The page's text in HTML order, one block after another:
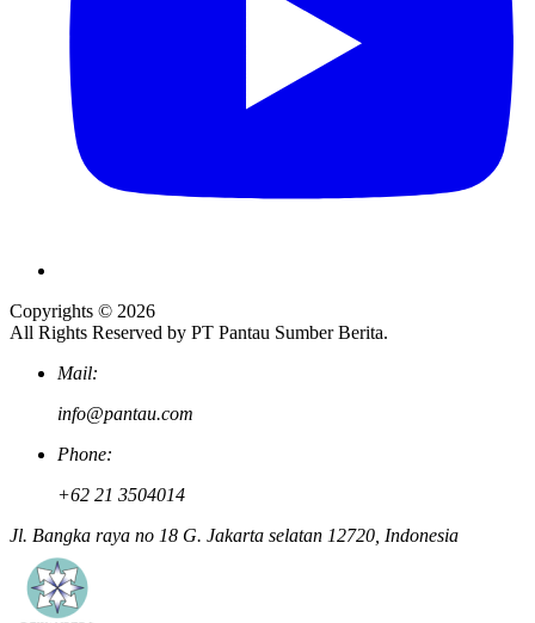
Copyrights © 2026
All Rights Reserved by PT Pantau Sumber Berita.
Mail:
info@pantau.com
Phone:
+62 21 3504014
Jl. Bangka raya no 18 G. Jakarta selatan 12720, Indonesia